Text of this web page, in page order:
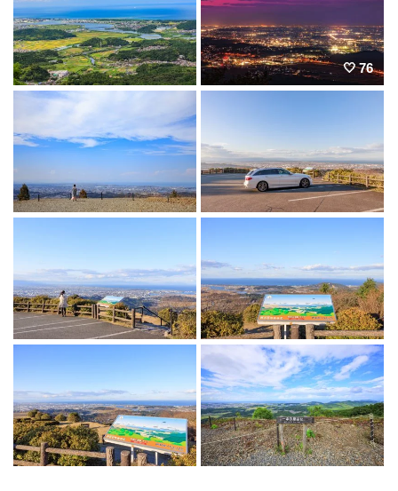
76